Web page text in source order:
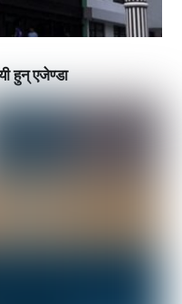
हुन् एजेण्डा